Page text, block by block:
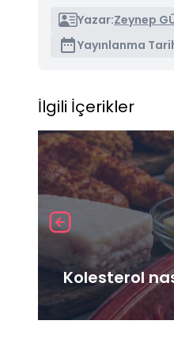
Yazar:Zeynep
Yayınlanma
İlgili İçerikler
Kolesterol